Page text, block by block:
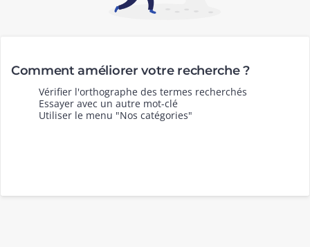
Comment améliorer votre recherche ?
Vérifier l'orthographe des termes recherchés
Essayer avec un autre mot-clé
Utiliser le menu "Nos catégories"